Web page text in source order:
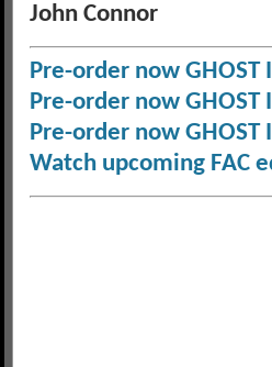
John Connor
Pre-order now GHOST
Pre-order now GHOST
Pre-order now GHOST
Watch upcoming FAC